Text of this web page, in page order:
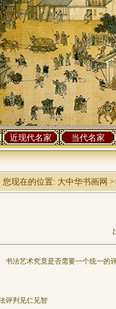
近现代名家 当代名家
您现在的位置: 大中华书画网
法艺术究竟是否需要一个统一的评
评判见仁见智